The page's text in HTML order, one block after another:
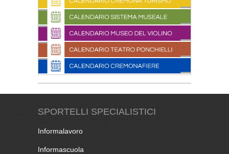
SPORTELLI SPECIALISTICI
Informalavoro
Informascuola